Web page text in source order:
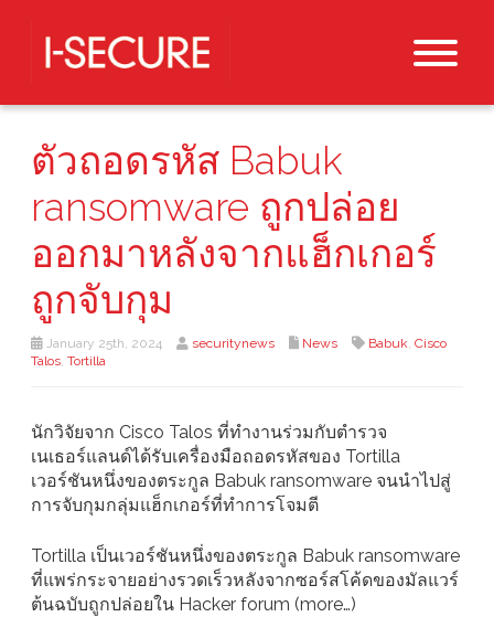
ตัวถอดรหัส Babuk
ransomware ถูกปล่อย
ออกมาหลังจากแฮ็กเกอร์
ถูกจับกุม
January 25th, 2024 securitynews News Babuk, Cisco
Talos, Tortilla
นักวิจัยจาก Cisco Talos ที่ทำงานร่วมกับตำรวจ
เนเธอร์แลนด์ได้รับเครื่องมือถอดรหัสของ Tortilla
เวอร์ชันหนึ่งของตระกูล Babuk ransomware จนนำไปสู่
การจับกุมกลุ่มแฮ็กเกอร์ที่ทำการโจมตี
Tortilla เป็นเวอร์ชันหนึ่งของตระกูล Babuk ransomware
ที่แพร่กระจายอย่างรวดเร็วหลังจากซอร์สโค้ดของมัลแวร์
ต้นฉบับถูกปล่อยใน Hacker forum (more…)